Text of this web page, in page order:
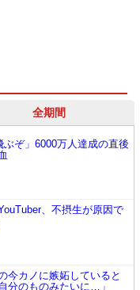
全期間
ぶぞ」6000万人達成の直後
、不摂生が原因で
今カノに嫉妬していると
分のものみたいに…」